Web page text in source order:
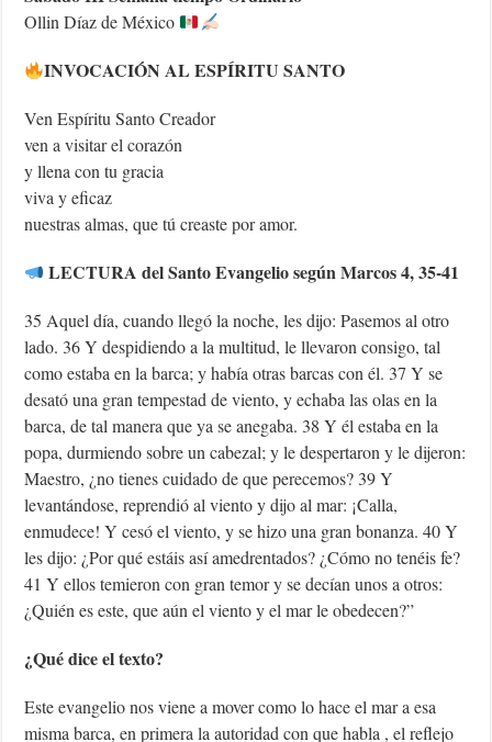
Ollin Díaz de México
INVOCACIÓN AL ESPÍRITU SANTO
Ven Espíritu Santo Creador
ven a visitar el corazón
y llena con tu gracia
viva y eficaz
nuestras almas, que tú creaste por amor.
LECTURA del Santo Evangelio según Marcos 4, 35-41
35 Aquel día, cuando llegó la noche, les dijo: Pasemos al otro
lado. 36 Y despidiendo a la multitud, le llevaron consigo, tal
como estaba en la barca; y había otras barcas con él. 37 Y se
desató una gran tempestad de viento, y echaba las olas en la
barca, de tal manera que ya se anegaba. 38 Y él estaba en la
popa, durmiendo sobre un cabezal; y le despertaron y le dijeron:
Maestro, ¿no tienes cuidado de que perecemos? 39 Y
levantándose, reprendió al viento y dijo al mar: ¡Calla,
enmudece! Y cesó el viento, y se hizo una gran bonanza. 40 Y
les dijo: ¿Por qué estáis así amedrentados? ¿Cómo no tenéis fe?
41 Y ellos temieron con gran temor y se decían unos a otros:
¿Quién es este, que aún el viento y el mar le obedecen?”
¿Qué dice el texto?
Este evangelio nos viene a mover como lo hace el mar a esa
misma barca, en primera la autoridad con que habla , el reflejo